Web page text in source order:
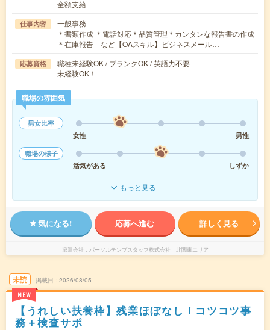
全額支給
仕事内容
一般事務
＊書類作成 ＊電話対応＊品質管理＊カンタンな報告書の作成
＊在庫報告 など【OAスキル】ビジネスメール…
応募資格
職種未経験OK / ブランクOK / 英語力不要
未経験OK！
職場の雰囲気
男女比率
女性
男性
職場の様子
活気がある
しずか
もっと見る
気になる! 応募へ進む 詳しく見る
派遣会社 パーソルテンプスタッフ株式会社 北関東エリア
未読
NEW
掲載日 2026/08/05
【うれしい扶養枠】残業ほぼなし！コツコツ事
務＋検査サポ